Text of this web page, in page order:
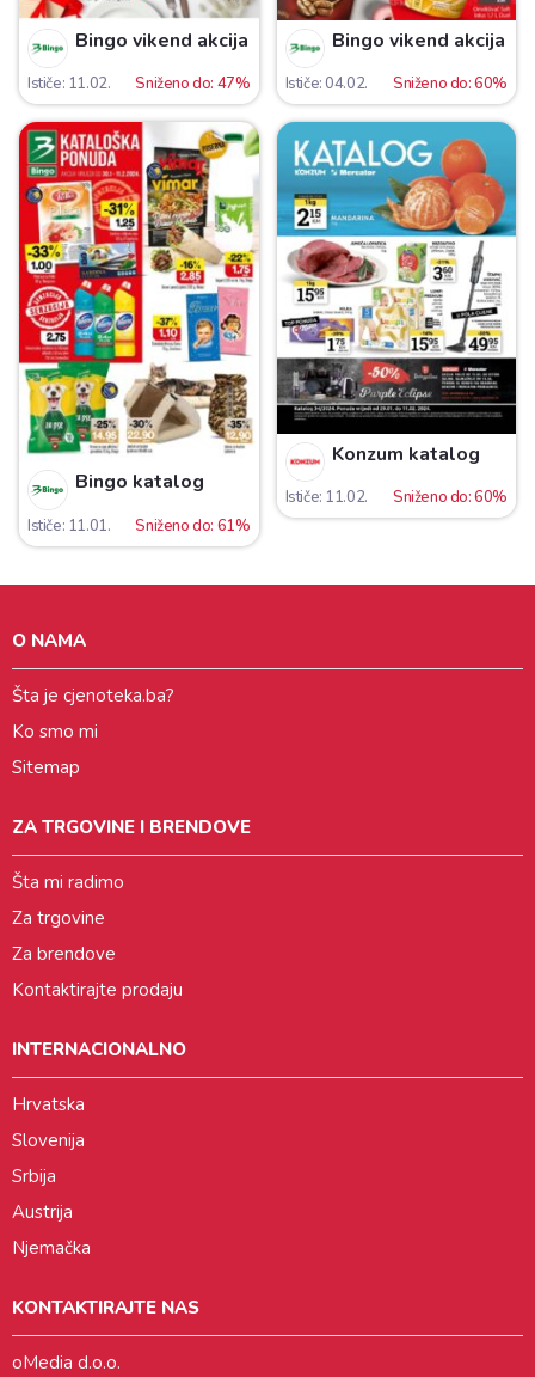
Bingo vikend akcija
Ističe: 11.02. Sniženo do: 47%
Bingo vikend akcija
Ističe: 04.02. Sniženo do: 60%
Bingo katalog
Ističe: 11.01. Sniženo do: 61%
Konzum katalog
Ističe: 11.02. Sniženo do: 60%
O NAMA
Šta je cjenoteka.ba?
Ko smo mi
Sitemap
ZA TRGOVINE I BRENDOVE
Šta mi radimo
Za trgovine
Za brendove
Kontaktirajte prodaju
INTERNACIONALNO
Hrvatska
Slovenija
Srbija
Austrija
Njemačka
KONTAKTIRAJTE NAS
oMedia d.o.o.